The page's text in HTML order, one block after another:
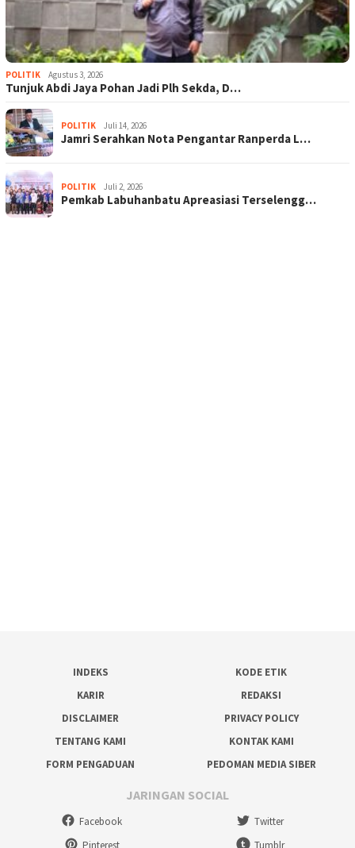
POLITIK Agustus 3, 2026
Tunjuk Abdi Jaya Pohan Jadi Plh Sekda, D…
POLITIK Juli 14, 2026
Jamri Serahkan Nota Pengantar Ranperda L…
POLITIK Juli 2, 2026
Pemkab Labuhanbatu Apreasiasi Terselengg…
INDEKS
KODE ETIK
KARIR
REDAKSI
DISCLAIMER
PRIVACY POLICY
TENTANG KAMI
KONTAK KAMI
FORM PENGADUAN
PEDOMAN MEDIA SIBER
JARINGAN SOCIAL
Facebook
Twitter
Pinterest
Tumblr